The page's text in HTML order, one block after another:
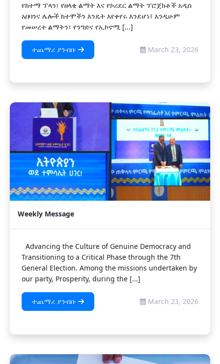
የከተማ ፕላን፣ የዘላቂ ልማት እና የኮሪደር ልማት ፕሮጀክቶች አዲስ
አበባንና ሌሎች ከተሞችን እንዴት እየቀየሩ እንደሆነ፤ እንዲሁም
የመሠረተ ልማትን፣ የንግድና የኢኮኖሚ [...]
ተጨማሪ ያንብቡ March 23, 2026
Weekly Message
Advancing the Culture of Genuine Democracy and
Transitioning to a Critical Phase through the 7th
General Election. Among the missions undertaken by
our party, Prosperity, during the [...]
ተጨማሪ ያንብቡ March 23, 2026